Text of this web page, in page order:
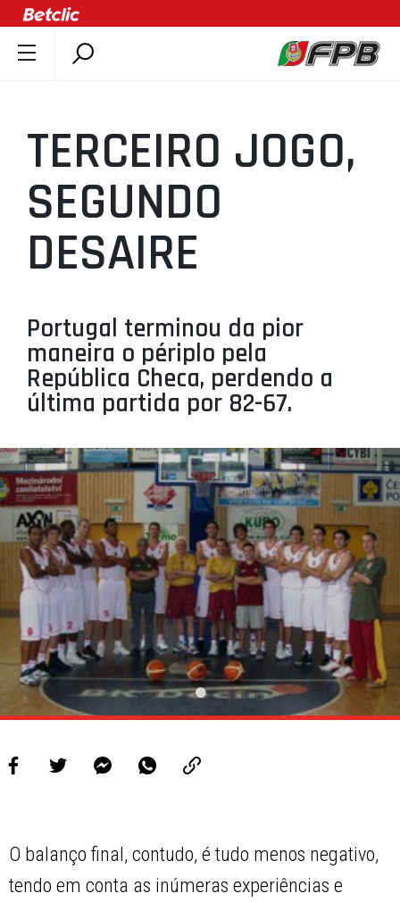
ÚLTIMAS
COMPETIÇÕES
ASSOCIAÇÕES
CLUBES
AGENTES
SELEÇÕES
MINIBASQUETE
ÁREA TÉCNICA
PROJETOS
LIGA BETCLIC MASCULINA
LIGA BETCLIC FEMININA
TERCEIRO JOGO,
SEGUNDO
DESAIRE
Portugal terminou da pior
maneira o périplo pela
República Checa, perdendo a
última partida por 82-67.
O balanço final, contudo, é tudo menos negativo,
tendo em conta as inúmeras experiências e